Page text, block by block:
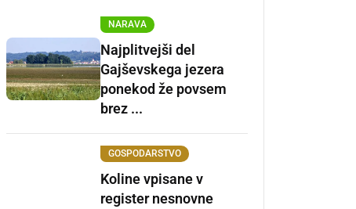
NARAVA
Najplitvejši del
Gajševskega jezera
ponekod že povsem
brez ...
GOSPODARSTVO
Koline vpisane v
register nesnovne